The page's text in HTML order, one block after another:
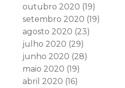
outubro 2020 (19)
setembro 2020 (19)
agosto 2020 (23)
julho 2020 (29)
junho 2020 (28)
maio 2020 (19)
abril 2020 (16)